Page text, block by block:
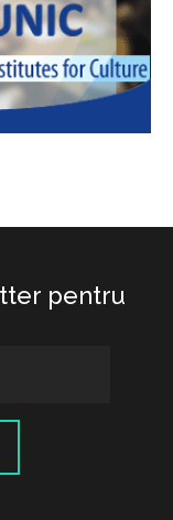
pentru